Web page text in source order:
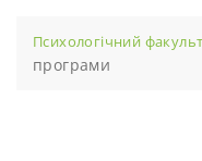
Психологічний
програми